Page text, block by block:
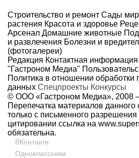
Строительство и ремонт Сады
растения Красота и здоровье
Арсенал Домашние животные
и развлечения Болезни и
(фотогалереи)
Редакция Контактная информация
"Гастроном Медиа"
Политика в отношении обработки
данных Спецпроекты Конкурсы
© ООО «Гастроном Медиа», 2008
Перепечатка материалов данного
только с письменного
цитировании ссылка на
обязательна.
ВКонтакте
Одноклассники